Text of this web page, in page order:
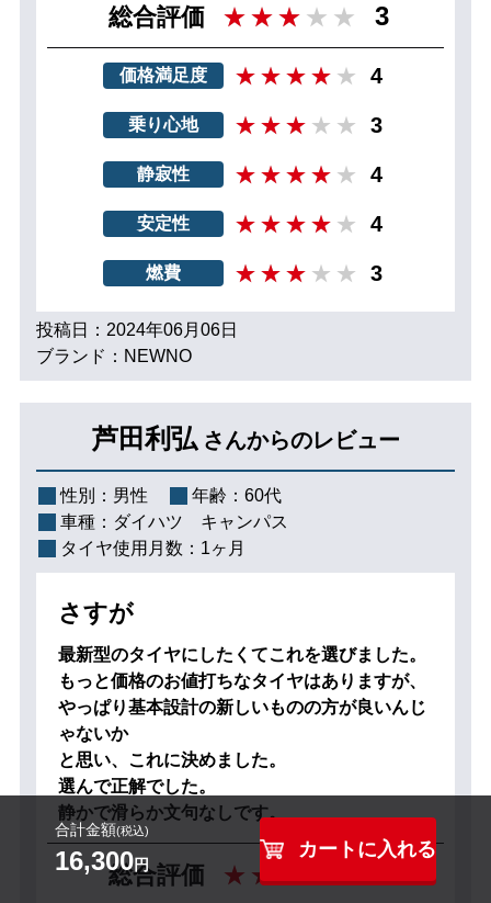
合計金額(税込)
16,300円
カートに入れる
総合評価 3
価格満足度 4
乗り心地 3
静寂性 4
安定性 4
燃費 3
投稿日：2024年06月06日
ブランド：NEWNO
芦田利弘 さんからのレビュー
性別： 男性 年齢： 60代
車種： ダイハツ キャンパス
タイヤ使用月数： 1ヶ月
さすが
最新型のタイヤにしたくてこれを選びました。
もっと価格のお値打ちなタイヤはありますが、
やっぱり基本設計の新しいものの方が良いんじ
ゃないか
と思い、これに決めました。
選んで正解でした。
静かで滑らか文句なしです。
総合評価 5